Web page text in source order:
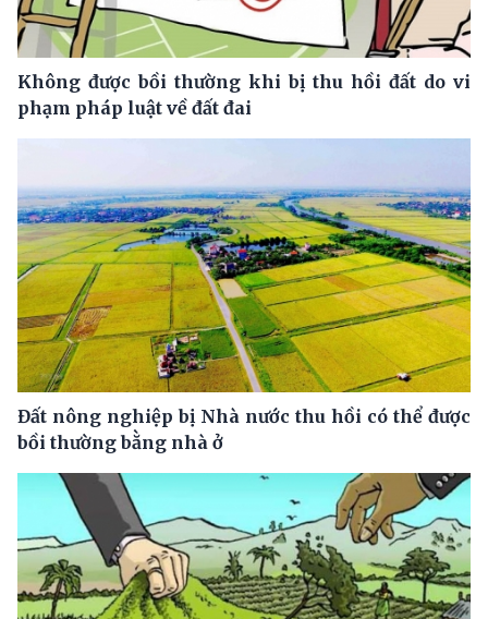
Không được bồi thường khi bị thu hồi đất do vi
phạm pháp luật về đất đai
Đất nông nghiệp bị Nhà nước thu hồi có thể được
bồi thường bằng nhà ở